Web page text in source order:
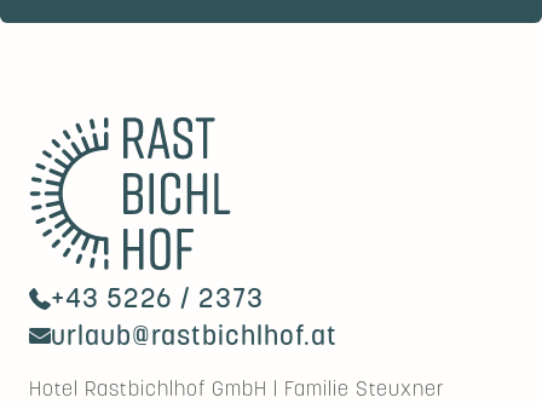
+43 5226 / 2373
urlaub@rastbichlhof.at
Hotel Rastbichlhof GmbH | Familie Steuxner